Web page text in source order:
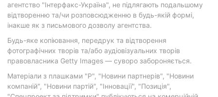
агентство "Інтерфакс-Україна", не підлягають подальшому
відтворенню та/чи розповсюдженню в будь-якій формі,
інакше як з письмового дозволу агентства.
Будь-яке копіювання, передрук та відтворення
фотографічних творів та/або аудіовізуальних творів
правовласника Getty Images — суворо забороняється.
Матеріали з плашками "Р", "Новини партнерів", "Новини
компаній", "Новини партій", "Інновації", "Позиція",